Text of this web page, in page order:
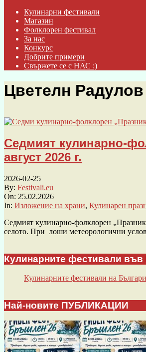
Кулинарни фестивали
Магазин
Фолклорен фестивал
За нас
Конкурс
Добрите примери
Свържете се с НАС :)
Цветелн Радулов
Седмият кулинарно-
август 2026 г.
2026-02-25
By: Festivali.eu
On: 25.02.2026
In: Изложение на храни, Кулинарен
Седмият кулинарно-фолклорен
селото. При лоши метеорологични
Кулинарните фестивали във
Кулинарните фестивали на
Най-новите ПУБЛИКАЦИИ